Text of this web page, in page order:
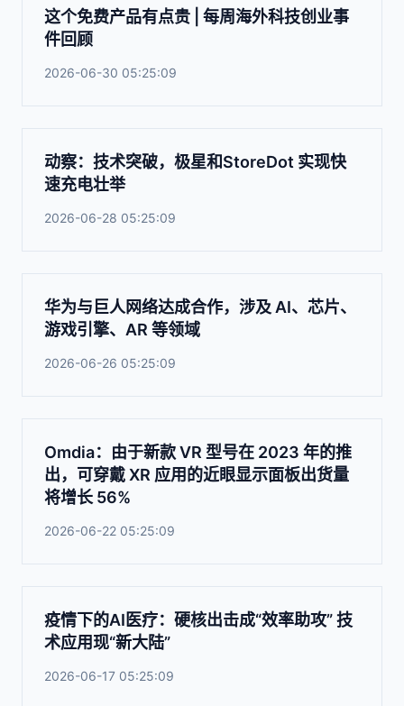
这个免费产品有点贵 | 每周海外科技创业事
件回顾
2026-06-30 05:25:09
动察：技术突破，极星和StoreDot 实现快
速充电壮举
2026-06-28 05:25:09
华为与巨人网络达成合作，涉及 AI、芯片、
游戏引擎、AR 等领域
2026-06-26 05:25:09
Omdia：由于新款 VR 型号在 2023 年的推
出，可穿戴 XR 应用的近眼显示面板出货量
将增长 56%
2026-06-22 05:25:09
疫情下的AI医疗：硬核出击成“效率助攻” 技
术应用现“新大陆”
2026-06-17 05:25:09